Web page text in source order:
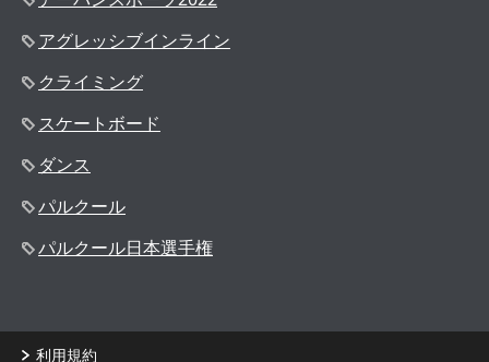
アグレッシブインライン
クライミング
スケートボード
ダンス
パルクール
パルクール日本選手権
利用規約